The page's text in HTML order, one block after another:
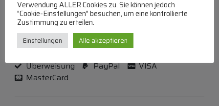
aufnehmen
(MO-DO 8-17, FR 8-15 Uhr,
Bei uns können Sie bezahlen per:
Überweisung
PayPal
VISA
MasterCard
Verwendung ALLER Cookies zu. Sie können jedoch
"Cookie-Einstellungen" besuchen, um eine kontrollierte
Zustimmung zu erteilen.
Einstellungen Alle akzeptieren